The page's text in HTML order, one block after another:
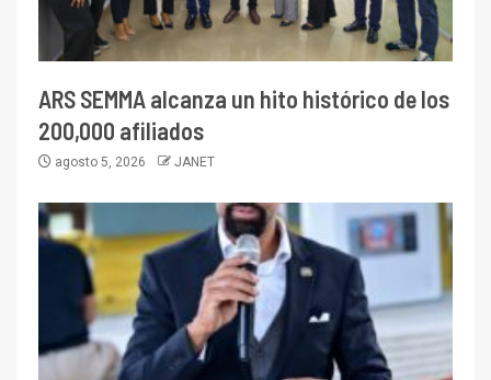
ARS SEMMA alcanza un hito histórico de los
200,000 afiliados
agosto 5, 2026 JANET